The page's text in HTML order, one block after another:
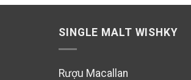
SINGLE MALT WISHKY
Rượu Macallan